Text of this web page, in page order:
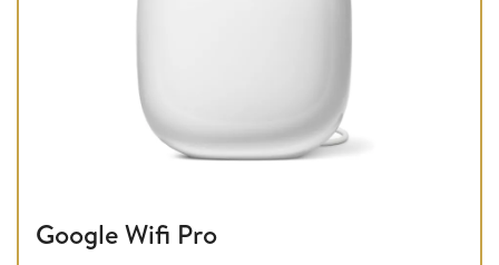
Google Wifi Pro